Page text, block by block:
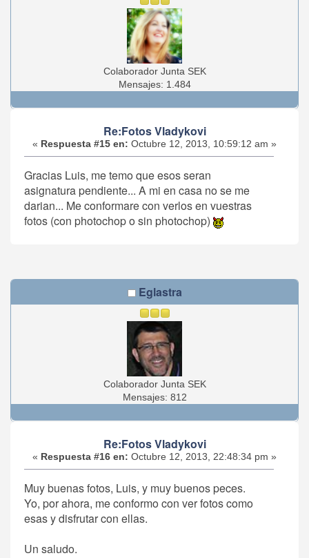
Colaborador Junta SEK
Mensajes: 1.484
Re:Fotos Vladykovi
« Respuesta #15 en: Octubre 12, 2013, 10:59:12 am »
Gracias Luis, me temo que esos seran
asignatura pendiente... A mi en casa no se me
darian... Me conformare con verlos en vuestras
fotos (con photochop o sin photochop)
Eglastra
Colaborador Junta SEK
Mensajes: 812
Re:Fotos Vladykovi
« Respuesta #16 en: Octubre 12, 2013, 22:48:34 pm »
Muy buenas fotos, Luis, y muy buenos peces.
Yo, por ahora, me conformo con ver fotos como
esas y disfrutar con ellas.
Un saludo.